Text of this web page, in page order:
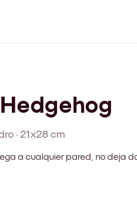
· 21x28 cm
a cualquier pared, no deja